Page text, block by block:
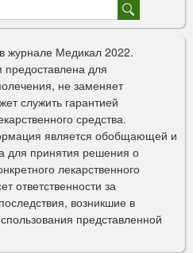
журнале Медикал 2022.
для
не заменяет
служить гарантией
средства.
является обобщающей и
для принятия решения о
лекарственного
ответственности за
возникшие в
представленной